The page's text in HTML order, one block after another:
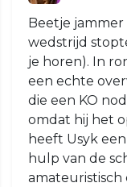
Beetje
wedstrijd
je horen). In
een echte
die een KO
omdat hij het
heeft Usyk
hulp van de
amateuristisch